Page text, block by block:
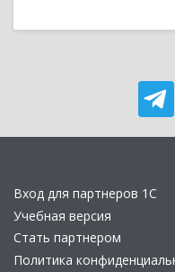
Вход для партнеров 1С
Учебная версия
Стать партнером
Политика